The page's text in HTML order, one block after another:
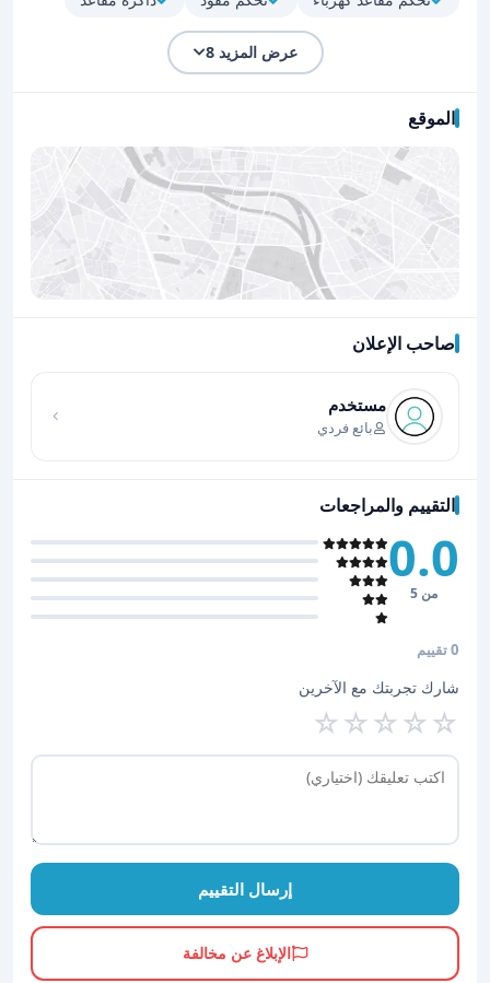
عرض المزيد 8
الموقع
صاحب الإعلان
مستخدم
بائع فردي
التقييم والمراجعات
0.0
من 5
0 تقييم
شارك تجربتك مع الآخرين
☆
☆
☆
☆
☆
إرسال التقييم
الإبلاغ عن مخالفة